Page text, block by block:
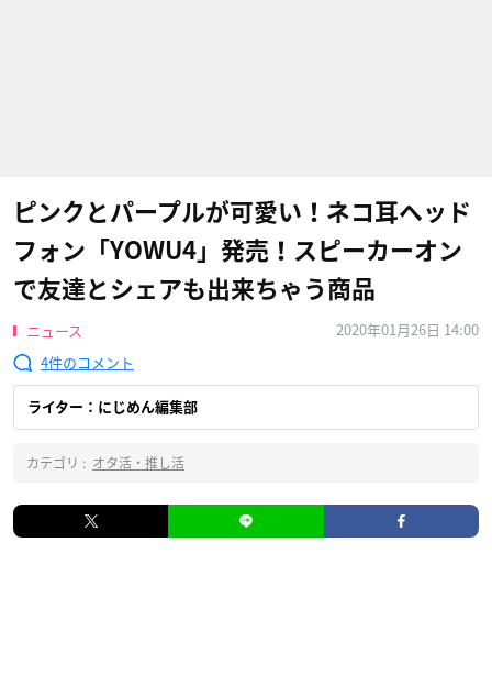
ピンクとパープルが可愛い！ネコ耳ヘッド
フォン「YOWU4」発売！スピーカーオン
で友達とシェアも出来ちゃう商品
ニュース
2020年01月26日 14:00
4
ライター：にじめん編集部
カテゴリ : オタ活・推し活